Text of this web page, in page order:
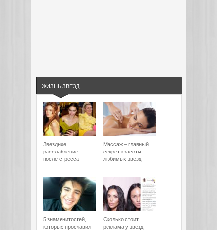
ЖИЗНЬ ЗВЕЗД
Звездное
расслабление
после стресса
Массаж – главный
секрет красоты
любимых звезд
5 знаменитостей,
которых прославил
Сколько стоит
реклама у звезд